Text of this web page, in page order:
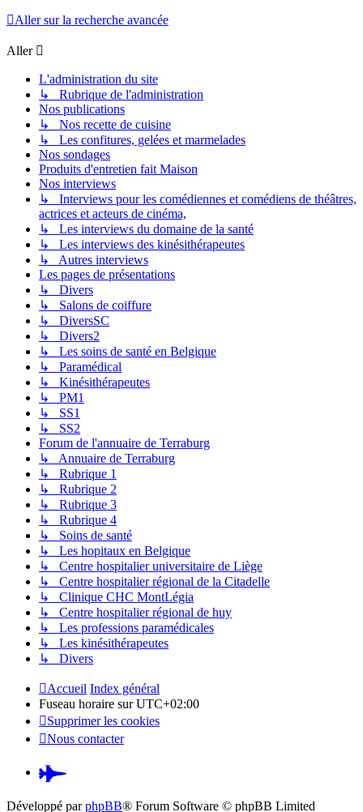
Aller sur la recherche avancée
Aller
L'administration du site
↳ Rubrique de l'administration
Nos publications
↳ Nos recette de cuisine
↳ Les confitures, gelées et marmelades
Nos sondages
Produits d'entretien fait Maison
Nos interviews
↳ Interviews pour les comédiennes et comédiens de théâtres,
actrices et acteurs de cinéma,
↳ Les interviews du domaine de la santé
↳ Les interviews des kinésithérapeutes
↳ Autres interviews
Les pages de présentations
↳ Divers
↳ Salons de coiffure
↳ DiversSC
↳ Divers2
↳ Les soins de santé en Belgique
↳ Paramédical
↳ Kinésithérapeutes
↳ PM1
↳ SS1
↳ SS2
Forum de l'annuaire de Terraburg
↳ Annuaire de Terraburg
↳ Rubrique 1
↳ Rubrique 2
↳ Rubrique 3
↳ Rubrique 4
↳ Soins de santé
↳ Les hopitaux en Belgique
↳ Centre hospitalier universitaire de Liège
↳ Centre hospitalier régional de la Citadelle
↳ Clinique CHC MontLégia
↳ Centre hospitalier régional de huy
↳ Les professions paramédicales
↳ Les kinésithérapeutes
↳ Divers
Accueil Index général
Fuseau horaire surUTC+02:00
Supprimer les cookies
Nous contacter
Pardus.at
(S’ouvre
Développé parphpBB® Forum Software © phpBB Limited